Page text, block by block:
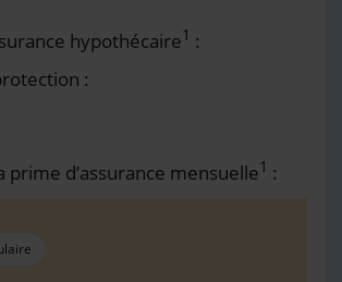
hypothécaire1 :
:
prime d’assurance mensuelle1 :